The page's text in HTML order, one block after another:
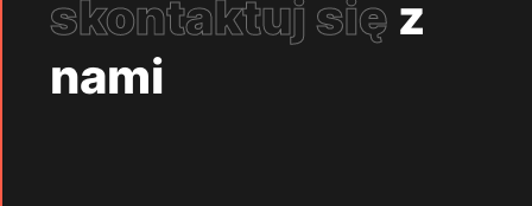
skontaktuj się z
nami